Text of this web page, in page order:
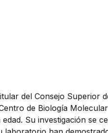
del Consejo Superior
de Biología
Su investigación se